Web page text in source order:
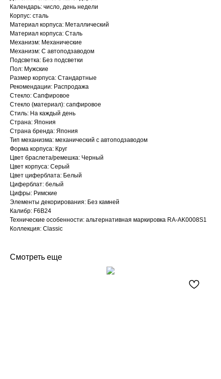
Календарь: число, день недели
Корпус: сталь
Материал корпуса: Металлический
Материал корпуса: Сталь
Механизм: Механические
Механизм: С автоподзаводом
Подсветка: Без подсветки
Пол: Мужские
Размер корпуса: Стандартные
Рекомендации: Распродажа
Стекло: Сапфировое
Стекло (материал): сапфировое
Стиль: На каждый день
Страна: Япония
Страна бренда: Япония
Тип механизма: механический с автоподзаводом
Форма корпуса: Круг
Цвет браслета/ремешка: Черный
Цвет корпуса: Серый
Цвет циферблата: Белый
Циферблат: белый
Цифры: Римские
Элементы декорирования: Без камней
Калибр: F6B24
Технические особенности: альтернативная маркировка RA-AK0008S1
Коллекция: Classic
Смотреть еще